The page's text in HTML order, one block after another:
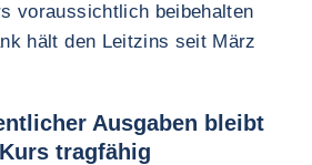
voraussichtlich beibehalten
hält den Leitzins seit März
Ausgaben bleibt
tragfähig